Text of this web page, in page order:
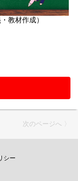
教材作成）
次のページへ 〉
シー